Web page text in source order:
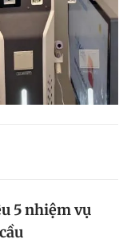
5 nhiệm vụ